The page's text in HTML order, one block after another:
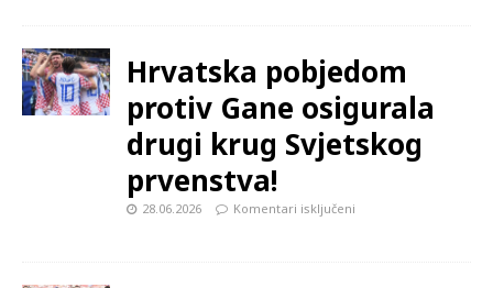
Hrvatska pobjedom
protiv Gane osigurala
drugi krug Svjetskog
prvenstva!
28.06.2026 Komentari isključeni